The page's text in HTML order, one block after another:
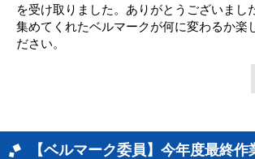
を受け取りました。ありがとうございまし
集めてくれたベルマークが何に変わるか楽
ださい。
【ベルマーク委員】今年度最終作